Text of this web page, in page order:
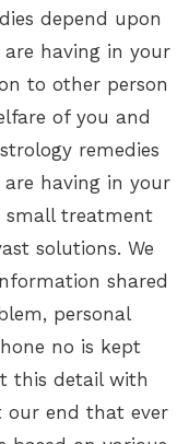
depend upon
having in your
to other person
of you and
remedies
having in your
small treatment
solutions. We
shared
personal
no is kept
this detail with
our end that ever